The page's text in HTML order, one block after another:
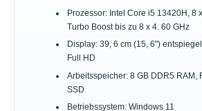
Prozessor: Intel Core i5 13420H, 8
Turbo Boost bis zu 8 x 4. 60 GHz
Display: 39, 6 cm (15, 6")
Full HD
Arbeitsspeicher: 8 GB DDR5 RAM,
SSD
Betriebssystem: Windows 11